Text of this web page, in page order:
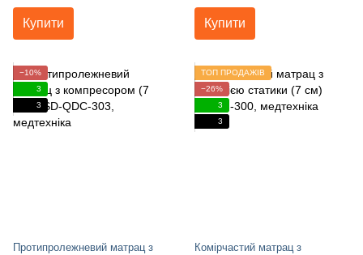
Купити Купити
−10%
3
3
Протипролежневий матрац з
ТОП ПРОДАЖІВ
−26%
3
3
Комірчастий матрац з